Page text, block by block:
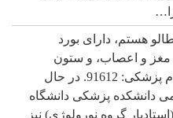
هستم، دارای بورد
و اعصاب، و ستون
فقرات به شماره نظام پزشکی: 91612. در حال
دانشکده پزشکی دانشگاه
گروه نورولوژی) نیز